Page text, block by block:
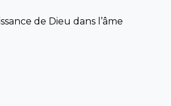
de Dieu dans l’âme